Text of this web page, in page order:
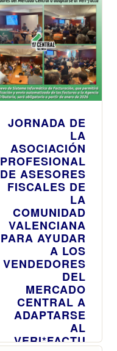
JORNADA DE
LA
ASOCIACIÓN
PROFESIONAL
DE ASESORES
FISCALES DE
LA
COMUNIDAD
VALENCIANA
PARA AYUDAR
A LOS
VENDEDORES
DEL
MERCADO
CENTRAL A
ADAPTARSE
AL
VERI*FACTU